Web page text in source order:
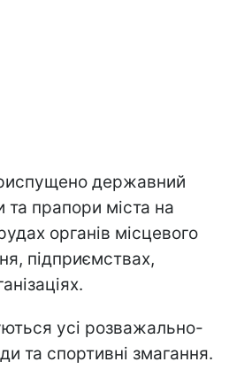
державний
та прапори міста на
органів місцевого
підприємствах,
усі розважально-
та спортивні змагання.